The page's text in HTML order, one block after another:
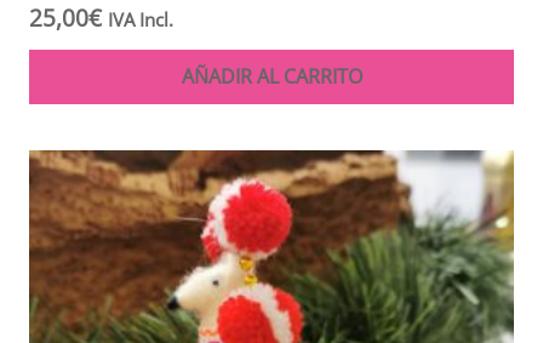
25,00€ IVA Incl.
AÑADIR AL CARRITO